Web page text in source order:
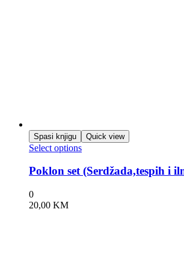
Spasi knjigu Quick view
Select options
Poklon set (Serdžada,tespih i
0
20,00 KM